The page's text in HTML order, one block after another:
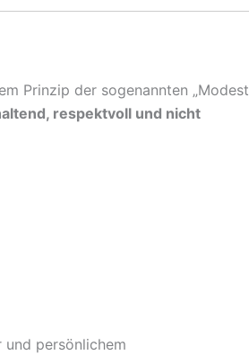
Prinzip der sogenannten „Modest
respektvoll und nicht
und persönlichem